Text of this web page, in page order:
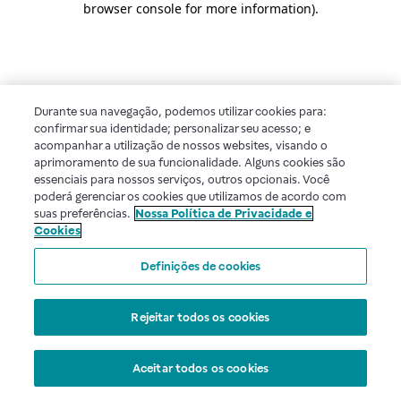
browser console for more information).
Durante sua navegação, podemos utilizar cookies para:
confirmar sua identidade; personalizar seu acesso; e
acompanhar a utilização de nossos websites, visando o
aprimoramento de sua funcionalidade. Alguns cookies são
essenciais para nossos serviços, outros opcionais. Você
poderá gerenciar os cookies que utilizamos de acordo com
suas preferências. Nossa Política de Privacidade e
Cookies
Definições de cookies
Rejeitar todos os cookies
Aceitar todos os cookies